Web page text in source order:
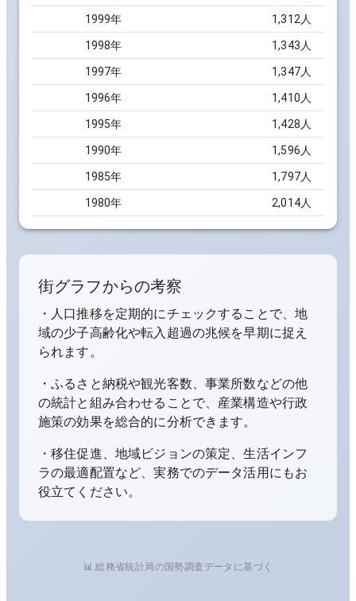
1999年 1,312 人
1998年 1,343 人
1997年 1,347人
1996年 1,410 人
1995年 1,428 人
1990年 1,596 人
1985年 1,797人
1980年 2,014人
街グラフからの考察
・人口推移を定期的にチェックすることで、地
域の少子高齢化や転入超過の兆候を早期に捉え
られます。
・ふるさと納税や観光客数、事業所数などの他
の統計と組み合わせることで、産業構造や行政
施策の効果を総合的に分析できます。
・移住促進、地域ビジョンの策定、生活インフ
ラの最適配置など、実務でのデータ活用にもお
役立てください。
📊 総務省統計局の国勢調査データに基づく